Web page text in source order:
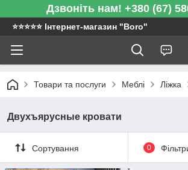
Дзвоніть нам! +380 (67)
⭐️⭐️⭐️⭐️⭐️ Інтернет-магазин "Boro"
Товари та послуги Меблі Ліжка
Двухъярусные кровати
Сортування 0